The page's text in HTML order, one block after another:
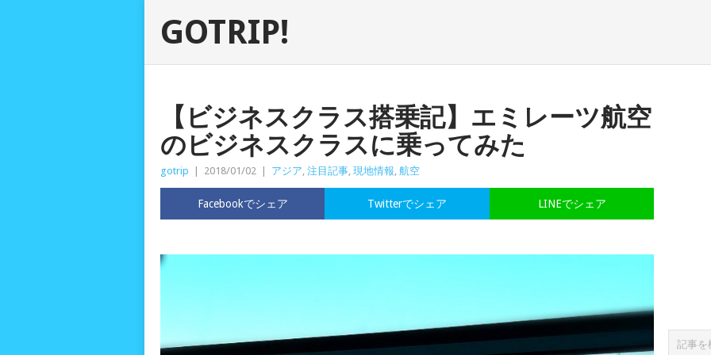
GOTRIP!
【ビジネスクラス搭乗記】エミレーツ航空
のビジネスクラスに乗ってみた
gotrip 2018/01/02 アジア, 注目記事, 現地情報, 航空
Facebookでシェア LINEでシェア
Twitterでシェア